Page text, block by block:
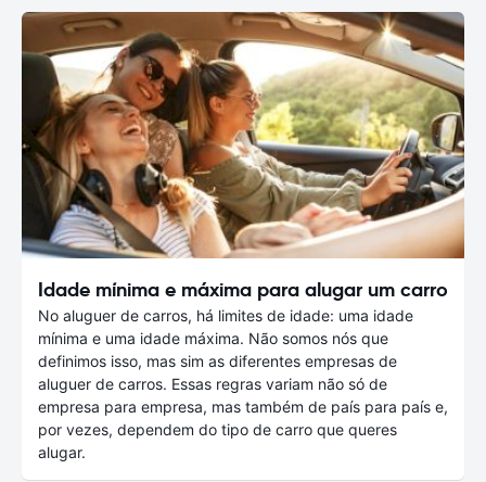
Idade mínima e máxima para alugar um carro
No aluguer de carros, há limites de idade: uma idade
mínima e uma idade máxima. Não somos nós que
definimos isso, mas sim as diferentes empresas de
aluguer de carros. Essas regras variam não só de
empresa para empresa, mas também de país para país e,
por vezes, dependem do tipo de carro que queres
alugar.